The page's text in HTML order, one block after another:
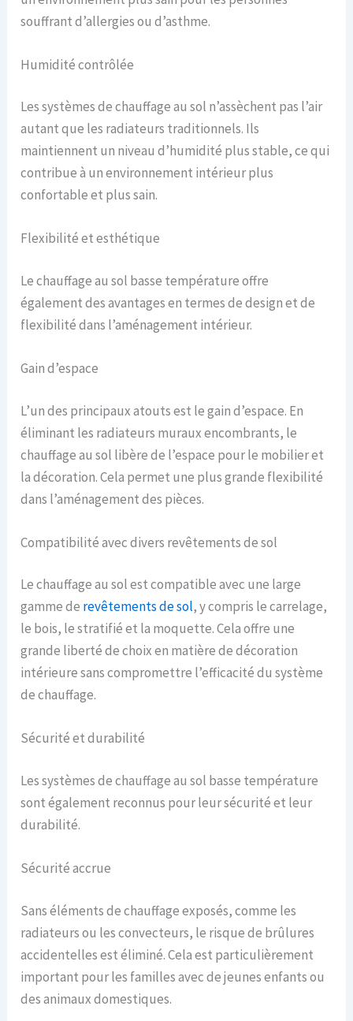
souffrant d’allergies ou d’asthme.
Humidité contrôlée
Les systèmes de chauffage au sol n’assèchent pas l’air
autant que les radiateurs traditionnels. Ils
maintiennent un niveau d’humidité plus stable, ce qui
contribue à un environnement intérieur plus
confortable et plus sain.
Flexibilité et esthétique
Le chauffage au sol basse température offre
également des avantages en termes de design et de
flexibilité dans l’aménagement intérieur.
Gain d’espace
L’un des principaux atouts est le gain d’espace. En
éliminant les radiateurs muraux encombrants, le
chauffage au sol libère de l’espace pour le mobilier et
la décoration. Cela permet une plus grande flexibilité
dans l’aménagement des pièces.
Compatibilité avec divers revêtements de sol
Le chauffage au sol est compatible avec une large
gamme de revêtements de sol, y compris le carrelage,
le bois, le stratifié et la moquette. Cela offre une
grande liberté de choix en matière de décoration
intérieure sans compromettre l’efficacité du système
de chauffage.
Sécurité et durabilité
Les systèmes de chauffage au sol basse température
sont également reconnus pour leur sécurité et leur
durabilité.
Sécurité accrue
Sans éléments de chauffage exposés, comme les
radiateurs ou les convecteurs, le risque de brûlures
accidentelles est éliminé. Cela est particulièrement
important pour les familles avec de jeunes enfants ou
des animaux domestiques.